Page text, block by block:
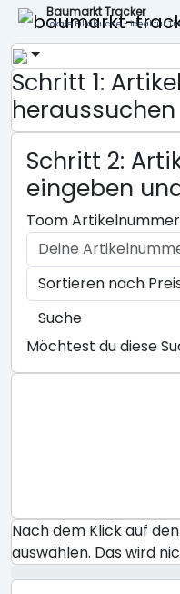
Baumarkt Tracker
Lokale Filialsuche - ideal für
Schritt 1:
heraussuchen
Schritt 2:
eingeben
Toom
Suche
Möchtest du diese
Nach dem Klick auf
auswählen. Das wird